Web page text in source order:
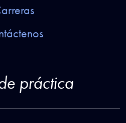
práctica